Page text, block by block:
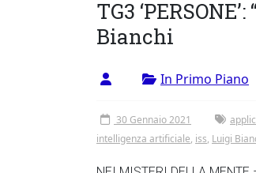
Tor
Vergata
TG3
Bianchi
In Primo Piano
30 Gennaio 2021
intelligenza artificiale, iss, Luigi